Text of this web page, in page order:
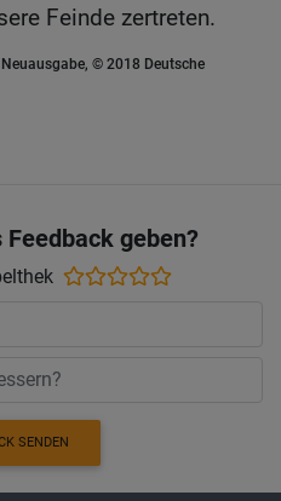
Feinde zertreten.
© 2018 Deutsche
geben?
SENDEN